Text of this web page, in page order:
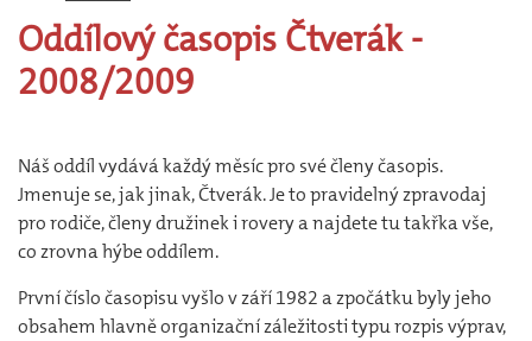
Oddílový časopis Čtverák -
2008/2009
Náš oddíl vydává každý měsíc pro své členy časopis.
Jmenuje se, jak jinak, Čtverák. Je to pravidelný zpravodaj
pro rodiče, členy družinek i rovery a najdete tu takřka vše,
co zrovna hýbe oddílem.
První číslo časopisu vyšlo v září 1982 a zpočátku byly jeho
obsahem hlavně organizační záležitosti typu rozpis výprav,